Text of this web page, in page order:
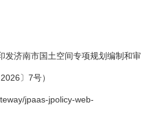
发济南市国土空间专项规划编制和审
〕7号）
jpaas-jpolicy-web-